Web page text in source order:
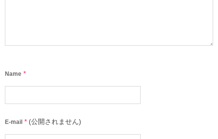
Name *
E-mail * (公開されません)